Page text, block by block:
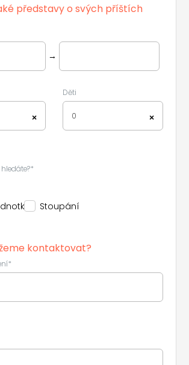
představy o svých příštích
→
×
Děti
×
0
Stoupání
kontaktovat?